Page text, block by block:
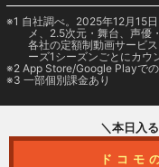
1 自社調べ。2025年12月15
メ、2.5次元・舞台、声優
各社の定額制動画サービ
ーズ1シーズンごとにカウ
2 App Store/Google Playで
3 一部個別課金あり
＼本日入
ドコモ